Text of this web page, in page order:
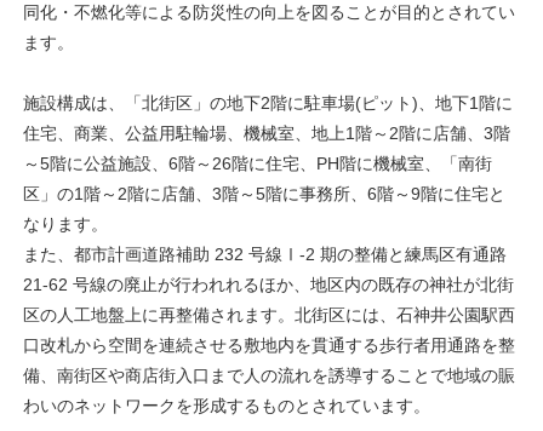
同化・不燃化等による防災性の向上を図ることが目的とされてい
ます。
施設構成は、「北街区」の地下2階に駐車場(ピット)、地下1階に
住宅、商業、公益用駐輪場、機械室、地上1階～2階に店舗、3階
～5階に公益施設、6階～26階に住宅、PH階に機械室、「南街
区」の1階～2階に店舗、3階～5階に事務所、6階～9階に住宅と
なります。
また、都市計画道路補助 232 号線Ⅰ-2 期の整備と練馬区有通路
21-62 号線の廃止が行われれるほか、地区内の既存の神社が北街
区の人工地盤上に再整備されます。北街区には、石神井公園駅西
口改札から空間を連続させる敷地内を貫通する歩行者用通路を整
備、南街区や商店街入口まで人の流れを誘導することで地域の賑
わいのネットワークを形成するものとされています。